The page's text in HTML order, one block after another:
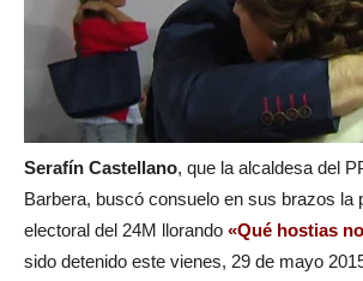
Serafín Castellano, que la alcaldesa del
Barbera, buscó consuelo en sus brazos la
electoral del 24M llorando «Qué hostias
sido detenido este vienes, 29 de mayo